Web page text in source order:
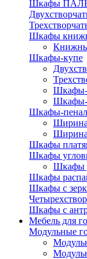
Шкафы
Шкафы
Шкафы-купе
Шкафы-
Шкафы-
Шкафы-
Шкафы
Шкафы
Шкафы
Шкафы
Шкафы с
Шкафы с
Мебель для
Модульные